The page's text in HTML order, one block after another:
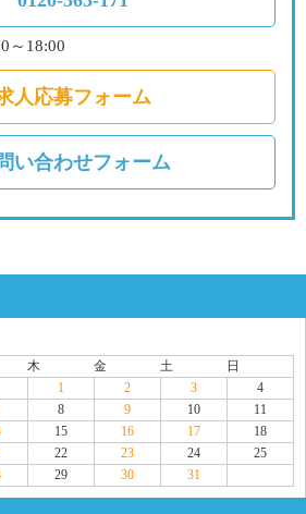
～18:00
人応募フォーム
い合わせフォーム
木 金 土
日
1
2 3
4
8 9 10
11
15 16 17
18
22 23 24
25
29 30 31